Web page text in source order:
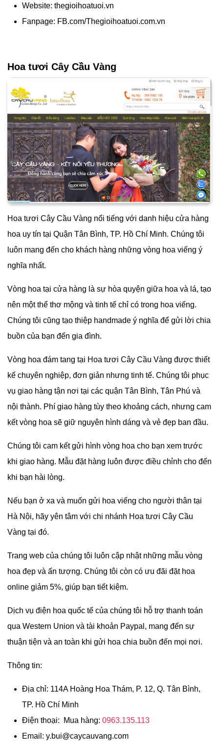
Website: thegioihoatuoi.vn
Fanpage: FB.com/Thegioihoatuoi.com.vn
Hoa tươi Cây Cầu Vàng
Hoa tươi Cây Cầu Vàng nổi tiếng với danh hiệu cửa hàng
hoa uy tín tại Quận Tân Bình, TP. Hồ Chí Minh. Chúng tôi
luôn mang đến cho khách hàng những vòng hoa viếng ý
nghĩa nhất.
Vòng hoa tại cửa hàng là sự hòa quyện giữa hoa và lá, tạo
nên một thể thơ mộng và tinh tế chỉ có trong hoa viếng.
Chúng tôi cũng tạo thiệp handmade ý nghĩa để gửi lời chia
buồn của bạn đến gia đình.
Vòng hoa đám tang tại Hoa tươi Cây Cầu Vàng được thiết
kế chuyên nghiệp, đơn giản nhưng tinh tế. Chúng tôi phục
vụ giao hàng tận nơi tại các quận Tân Bình, Tân Phú và
nội thành. Phí giao hàng tùy theo khoảng cách, nhưng cam
kết vòng hoa sẽ giữ nguyên hình dáng và vẻ đẹp ban đầu.
Chúng tôi cam kết gửi hình vòng hoa cho bạn xem trước
khi giao hàng. Mẫu đặt hàng luôn được điều chỉnh cho đến
khi bạn hài lòng.
Nếu bạn ở xa và muốn gửi hoa viếng cho người thân tại
Hà Nội, hãy yên tâm với chi nhánh Hoa tươi Cây Cầu
Vàng tại đó.
Trang web của chúng tôi luôn cập nhật những mẫu vòng
hoa đẹp và ấn tượng. Chúng tôi còn có ưu đãi đặt hoa
online giảm 5%, giúp bạn tiết kiệm.
Dịch vụ điện hoa quốc tế của chúng tôi hỗ trợ thanh toán
qua Western Union và tài khoản Paypal, mang đến sự
thuận tiện và an toàn khi gửi hoa chia buồn đến mọi nơi.
Thông tin:
Địa chỉ: 114A Hoàng Hoa Thám, P. 12, Q. Tân Bình,
TP. Hồ Chí Minh
Điện thoại: Mua hàng: 0963.135.113
Email: y.bui@caycauvang.com